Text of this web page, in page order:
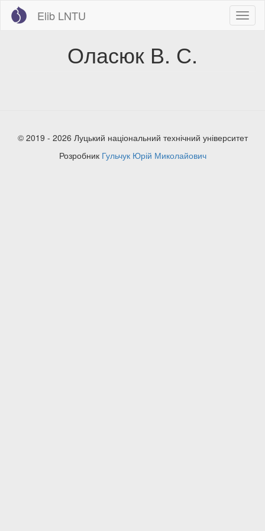
Перейти
Elib LNTU
Оласюк В. С.
© 2019 - 2026 Луцький національний технічний університет
Розробник Гульчук Юрій Миколайович